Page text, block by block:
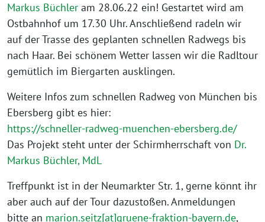
Markus Büchler am 28.06.22 ein! Gestartet wird am
Ostbahnhof um 17.30 Uhr. Anschließend radeln wir
auf der Trasse des geplanten schnellen Radwegs bis
nach Haar. Bei schönem Wetter lassen wir die Radltour
gemütlich im Biergarten ausklingen.
Weitere Infos zum schnellen Radweg von München bis
Ebersberg gibt es hier:
https://schneller-radweg-muenchen-ebersberg.de/
Das Projekt steht unter der Schirmherrschaft von Dr.
Markus Büchler, MdL
Treffpunkt ist in der Neumarkter Str. 1, gerne könnt ihr
aber auch auf der Tour dazustoßen. Anmeldungen
bitte an marion.seitz[at]gruene-fraktion-bayern.de,